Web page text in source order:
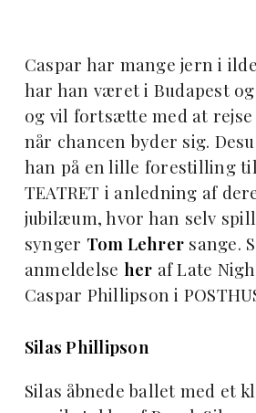
Caspar har mange jern i
har han været i Budapest
og vil fortsætte med at
når chancen byder sig.
han på en lille forestilling til
TEATRET i anledning af
jubilæum, hvor han selv
synger Tom Lehrer sange.
anmeldelse her af Late
Caspar Phillipson i
Silas Phillipson
Silas åbnede ballet med et